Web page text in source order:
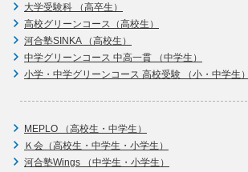
大学受験科 （高卒生）
高校グリーンコース（高校生）
河合塾SINKA （高校生）
中学グリーンコース 中高一貫 （中学生）
小学・中学グリーンコース 高校受験 （小・中学生）
MEPLO （高校生・中学生）
Ｋ会（高校生・中学生・小学生）
河合塾Wings （中学生・小学生）